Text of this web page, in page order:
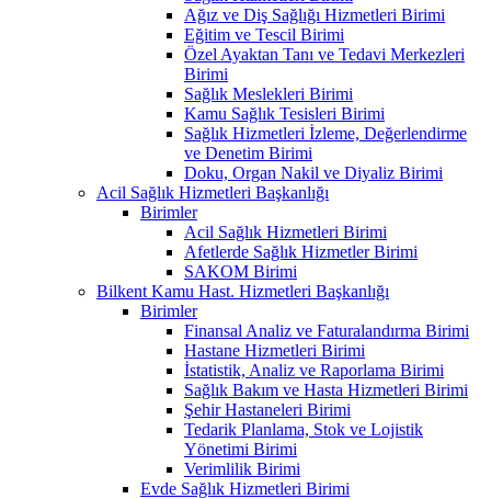
Ağız ve Diş Sağlığı Hizmetleri Birimi
Eğitim ve Tescil Birimi
Özel Ayaktan Tanı ve Tedavi Merkezleri
Birimi
Sağlık Meslekleri Birimi
Kamu Sağlık Tesisleri Birimi
Sağlık Hizmetleri İzleme, Değerlendirme
ve Denetim Birimi
Doku, Organ Nakil ve Diyaliz Birimi
Acil Sağlık Hizmetleri Başkanlığı
Birimler
Acil Sağlık Hizmetleri Birimi
Afetlerde Sağlık Hizmetler Birimi
SAKOM Birimi
Bilkent Kamu Hast. Hizmetleri Başkanlığı
Birimler
Finansal Analiz ve Faturalandırma Birimi
Hastane Hizmetleri Birimi
İstatistik, Analiz ve Raporlama Birimi
Sağlık Bakım ve Hasta Hizmetleri Birimi
Şehir Hastaneleri Birimi
Tedarik Planlama, Stok ve Lojistik
Yönetimi Birimi
Verimlilik Birimi
Evde Sağlık Hizmetleri Birimi